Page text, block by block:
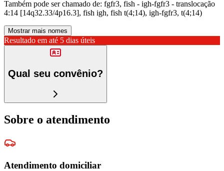
Também pode ser chamado de: fgfr3, fish - igh-fgfr3 - translocação
4:14 [14q32.33/4p16.3], fish igh, fish t(4;14), igh-fgfr3, t(4;14)
Mostrar mais nomes
Resultado em até 5 dias úteis
Qual seu convênio?
Sobre o atendimento
Atendimento domiciliar